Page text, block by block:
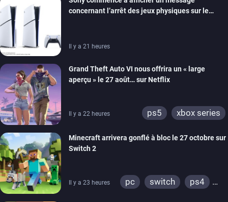
ios
android
xbox one
switch 2
concernant l’arrêt des jeux physiques sur le
Il y a 21 heures
Grand Theft Auto VI nous offrira un « large
aperçu » le 27 août… sur Netflix
Il y a 22 heures ps5 xbox series
Minecraft arrivera gonflé à bloc le 27 octobre sur
Switch 2
Il y a 23 heures pc switch
ps4